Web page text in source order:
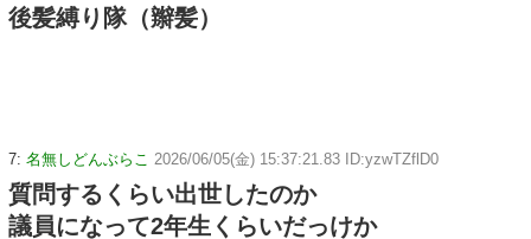
後髪縛り隊（辮髪）
7: 名無しどんぶらこ 2026/06/05(金) 15:37:21.83 ID:yzwTZflD0
質問するくらい出世したのか
議員になって2年生くらいだっけか